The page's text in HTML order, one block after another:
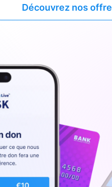
Découvrez nos